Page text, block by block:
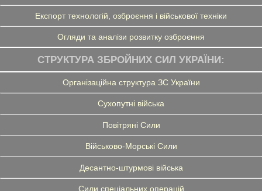
Експорт технологій, озброєння і військової техніки
Огляди та аналізи розвитку озброєння
СТРУКТУРА ЗБРОЙНИХ СИЛ УКРАЇНИ:
Організаційна структура ЗС України
Сухопутні війська
Повітряні Сили
Військово-Морські Сили
Десантно-штурмові війська
Сили спеціальних операцій